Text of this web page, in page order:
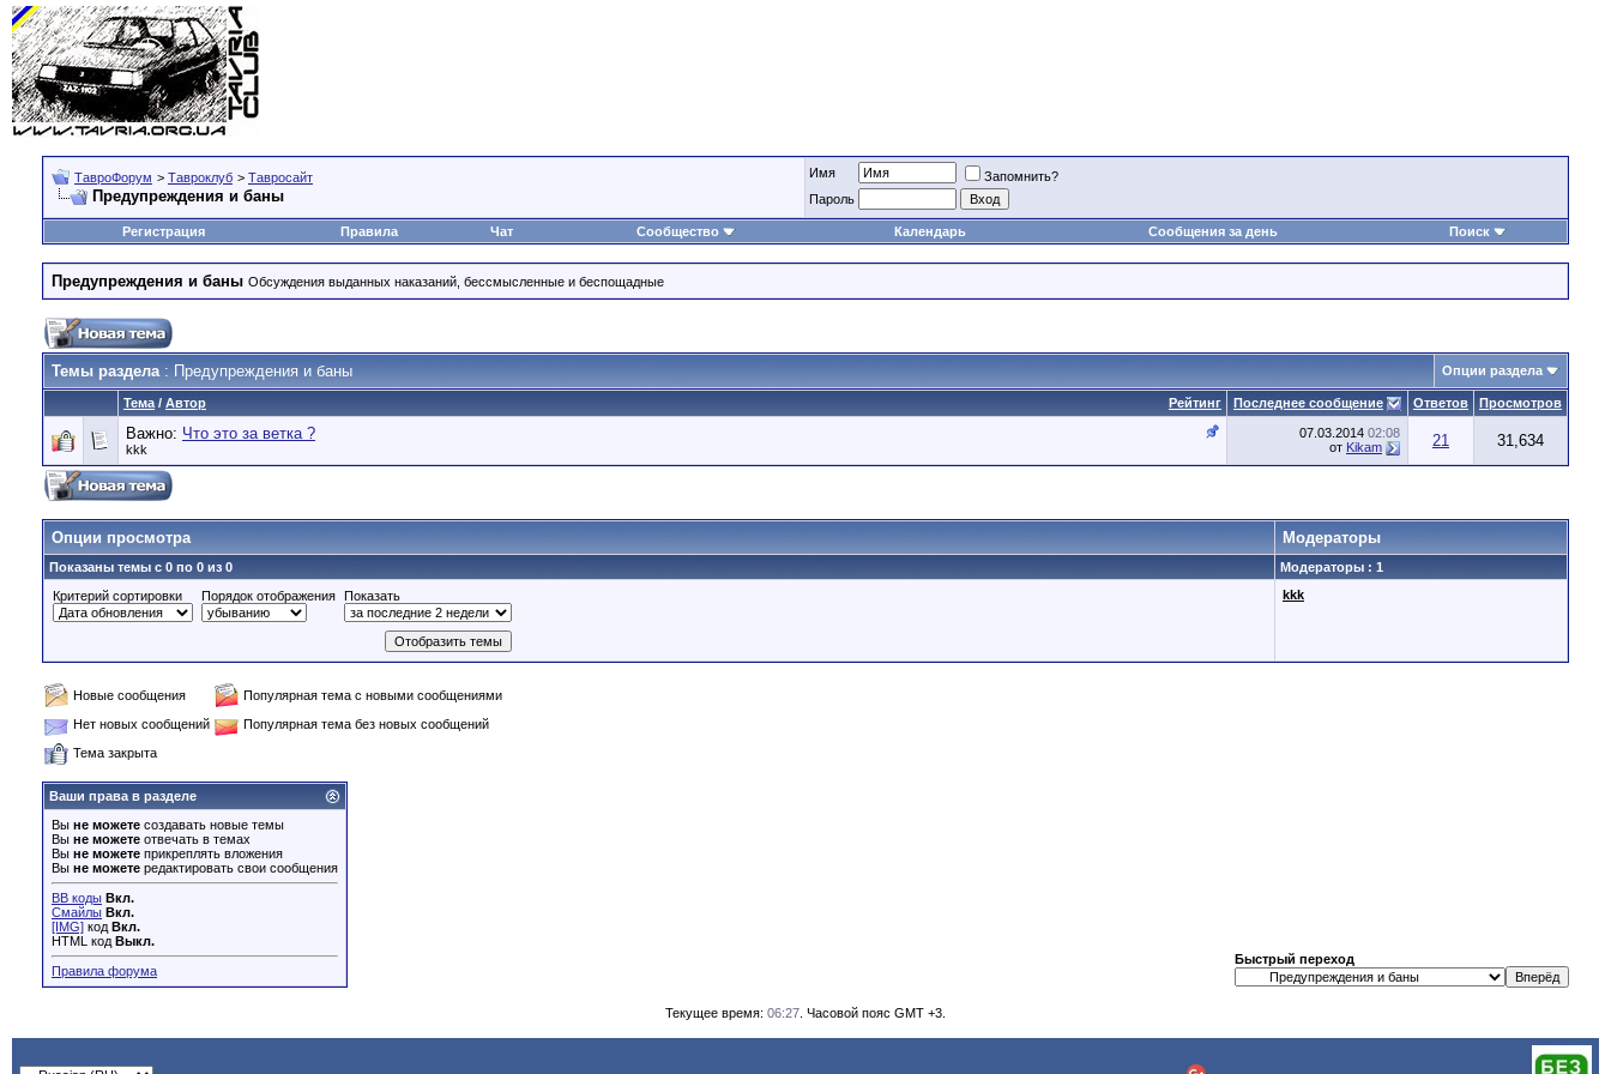
ТавроФорум > Тавроклуб > Тавросайт
Предупреждения и баны
Имя
Запомнить?
Пароль
Регистрация Правила Чат Сообщество Календарь Сообщения за день Поиск
Предупреждения и баны Обсуждения выданных наказаний, бессмысленные и беспощадные
Темы раздела: Предупреждения и баны Опции раздела
Рейтинг
Тема / Автор Последнее сообщение Ответов Просмотров
Важно: Что это за ветка ?
kkk
07.03.2014 02:08
от Kikam 21 31,634
Опции просмотра Модераторы
Показаны темы с 0 по 0 из 0
Модераторы : 1
Критерий сортировки
Порядок отображения Показать kkk
Новые сообщения
Популярная тема с новыми сообщениями
Нет новых сообщений
Популярная тема без новых сообщений
Тема закрыта
Ваши права в разделе
Вы не можете создавать новые темы
Вы не можете отвечать в темах
Вы не можете прикреплять вложения
Вы не можете редактировать свои сообщения
BB коды Вкл.
Смайлы Вкл.
[IMG] код Вкл.
HTML код Выкл.
Правила форума
Быстрый переход
Текущее время: 06:27 . Часовой пояс GMT +3.